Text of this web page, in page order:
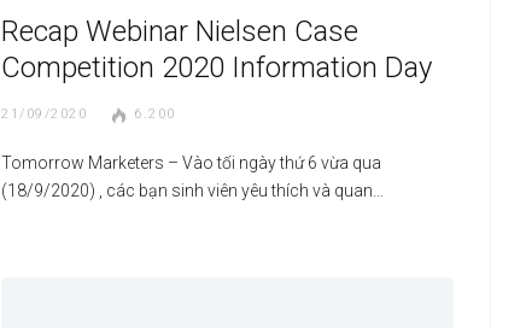
Recap Webinar Nielsen Case
Competition 2020 Information Day
21/09/2020 6.200
Tomorrow Marketers – Vào tối ngày thứ 6 vừa qua
(18/9/2020) , các bạn sinh viên yêu thích và quan…